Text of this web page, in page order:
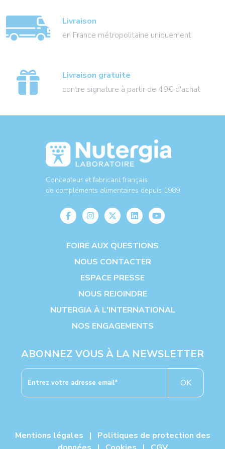
Livraison
en France métropolitaine uniquement
Livraison gratuite
contre signature à partir de 49€ d'achat
Concepteur et fabricant français
de compléments alimentaires depuis 1989
FOIRE AUX QUESTIONS
NOUS CONTACTER
ESPACE PRESSE
NOUS REJOINDRE
NUTERGIA À L'INTERNATIONAL
NOS ENGAGEMENTS
ABONNEZ VOUS À LA NEWSLETTER
OK
Mentions légales |
Politiques de protection des